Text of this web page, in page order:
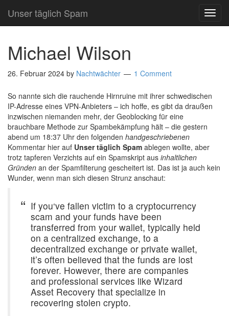
Unser täglich Spam
Michael Wilson
26. Februar 2024 by Nachtwächter 1 Comment
So nannte sich die rauchende Hirnruine mit ihrer schwedischen
IP-Adresse eines VPN-Anbieters – ich hoffe, es gibt da draußen
inzwischen niemanden mehr, der Geoblocking für eine
brauchbare Methode zur Spambekämpfung hält – die gestern
abend um 18:37 Uhr den folgenden handgeschriebenen
Kommentar hier auf Unser täglich Spam ablegen wollte, aber
trotz tapferen Verzichts auf ein Spamskript aus inhaltlichen
Gründen an der Spamfilterung gescheitert ist. Das ist ja auch kein
Wunder, wenn man sich diesen Strunz anschaut:
If you‘ve fallen victim to a cryptocurrency
scam and your funds have been
transferred from your wallet, typically held
on a centralized exchange, to a
decentralized exchange or private wallet,
it’s often believed that the funds are lost
forever. However, there are companies
and professional services like Wizard
Asset Recovery that specialize in
recovering stolen crypto.